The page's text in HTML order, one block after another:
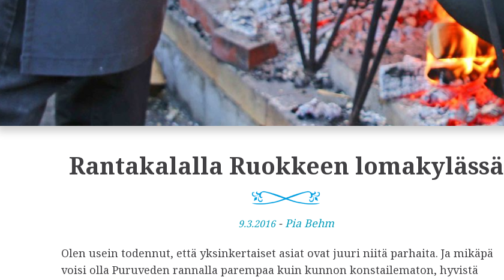
Rantakalalla Ruokkeen lomakylässä
J
l
k
9.3.2016-Pia Behm
Olen usein todennut, että yksinkertaiset asiat ovat juuri niitä parhaita. Ja mikäpä
voisi olla Puruveden rannalla parempaa kuin kunnon konstailematon, hyvistä